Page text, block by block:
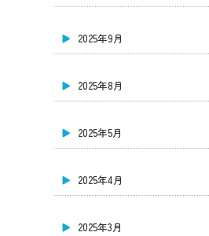
2025年9月
2025年8月
2025年5月
2025年4月
2025年3月